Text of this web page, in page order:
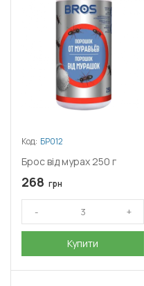
Код: БР012
Брос від мурах 250 г
268 грн
Купити